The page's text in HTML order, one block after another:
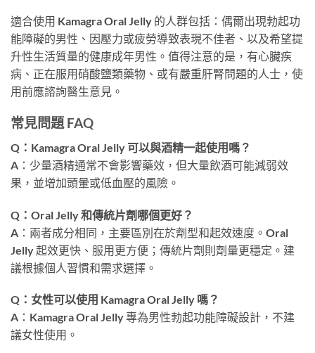
適合使用 Kamagra Oral Jelly 的人群包括：偶爾出現勃起功
能障礙的男性、因壓力或疲勞導致表現不佳者、以及希望提
升性生活質量的健康成年男性。值得注意的是，有心臟疾
病、正在服用硝酸鹽類藥物、或有嚴重肝腎問題的人士，使
用前應諮詢醫生意見。
常見問題 FAQ
Q：Kamagra Oral Jelly 可以與酒精一起使用嗎？
A：少量酒精通常不會影響藥效，但大量飲酒可能減弱效
果，並增加頭暈或低血壓的風險。
Q：Oral Jelly 和傳統片劑哪個更好？
A：兩者成分相同，主要區別在於劑型和起效速度。Oral
Jelly 起效更快、服用更方便；傳統片劑則劑量更穩定。建
議根據個人習慣和需求選擇。
Q：女性可以使用 Kamagra Oral Jelly 嗎？
A：Kamagra Oral Jelly 專為男性勃起功能障礙設計，不建
議女性使用。